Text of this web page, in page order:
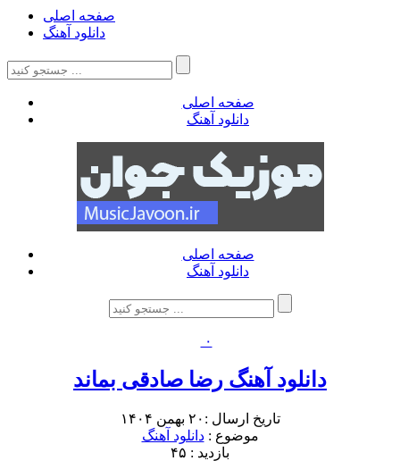
صفحه اصلی
دانلود آهنگ
صفحه اصلی
دانلود آهنگ
صفحه اصلی
دانلود آهنگ
۰
دانلود آهنگ رضا صادقی بماند
تاریخ ارسال :۲۰ بهمن ۱۴۰۴
موضوع :دانلود آهنگ
بازدید : ۴۵